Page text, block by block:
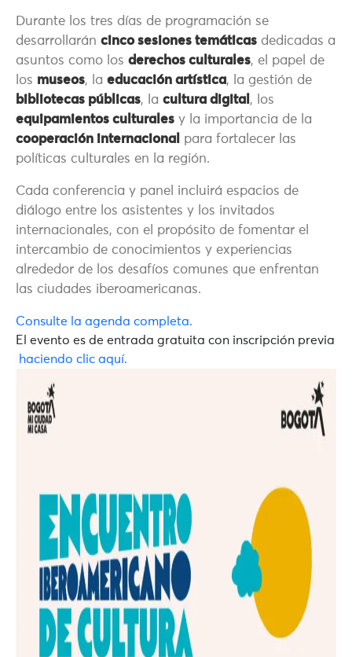
Durante los tres días de programación se
desarrollarán cinco sesiones temáticas dedicadas a
asuntos como los derechos culturales, el papel de
los museos, la educación artística, la gestión de
bibliotecas públicas, la cultura digital , los
equipamientos culturales y la importancia de la
cooperación internacional
para fortalecer las
políticas culturales en la región.
Cada conferencia y panel incluirá espacios de
diálogo entre los asistentes y los invitados
internacionales, con el propósito de fomentar el
intercambio de conocimientos y experiencias
alrededor de los desafíos comunes que enfrentan
las ciudades iberoamericanas.
Consulte la agenda completa.
El evento es de entrada gratuita con inscripción previa
haciendo clic aquí.